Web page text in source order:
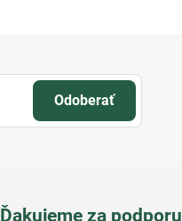
Odoberať
Ďakujeme za podporu